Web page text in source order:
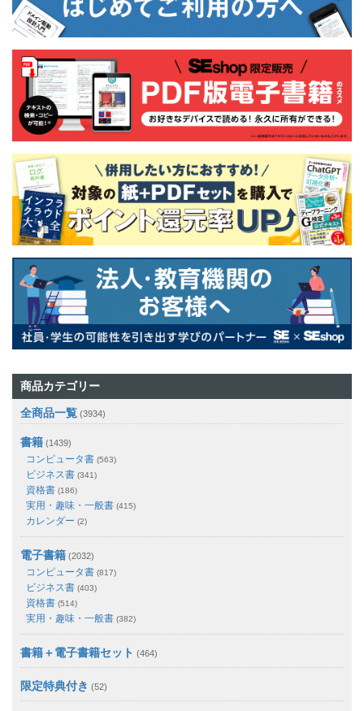
商品カテゴリー
全商品一覧 (3934)
書籍 (1439)
コンピュータ書 (563)
ビジネス書 (341)
資格書 (186)
実用・趣味・一般書 (415)
カレンダー (2)
電子書籍 (2032)
コンピュータ書 (817)
ビジネス書 (403)
資格書 (514)
実用・趣味・一般書 (382)
書籍＋電子書籍セット (464)
限定特典付き (52)